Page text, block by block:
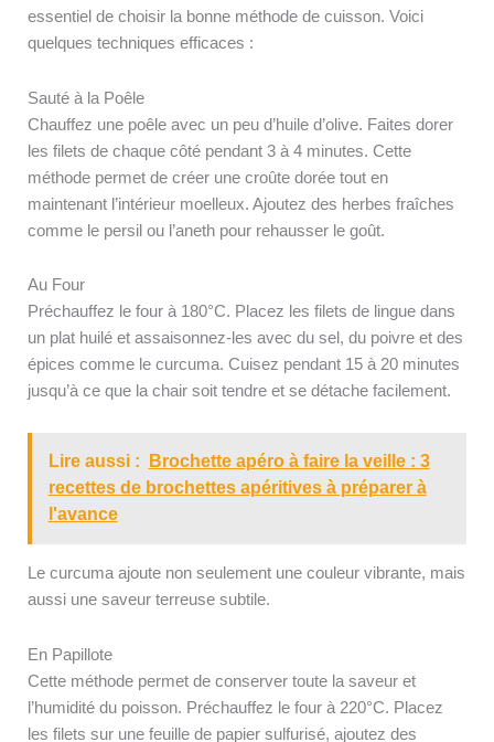
essentiel de choisir la bonne méthode de cuisson. Voici
quelques techniques efficaces :
Sauté à la Poêle
Chauffez une poêle avec un peu d’huile d’olive. Faites dorer
les filets de chaque côté pendant 3 à 4 minutes. Cette
méthode permet de créer une croûte dorée tout en
maintenant l’intérieur moelleux. Ajoutez des herbes fraîches
comme le persil ou l’aneth pour rehausser le goût.
Au Four
Préchauffez le four à 180°C. Placez les filets de lingue dans
un plat huilé et assaisonnez-les avec du sel, du poivre et des
épices comme le curcuma. Cuisez pendant 15 à 20 minutes
jusqu’à ce que la chair soit tendre et se détache facilement.
Lire aussi :
Brochette apéro à faire la veille : 3
recettes de brochettes apéritives à préparer à
l'avance
Le curcuma ajoute non seulement une couleur vibrante, mais
aussi une saveur terreuse subtile.
En Papillote
Cette méthode permet de conserver toute la saveur et
l’humidité du poisson. Préchauffez le four à 220°C. Placez
les filets sur une feuille de papier sulfurisé, ajoutez des